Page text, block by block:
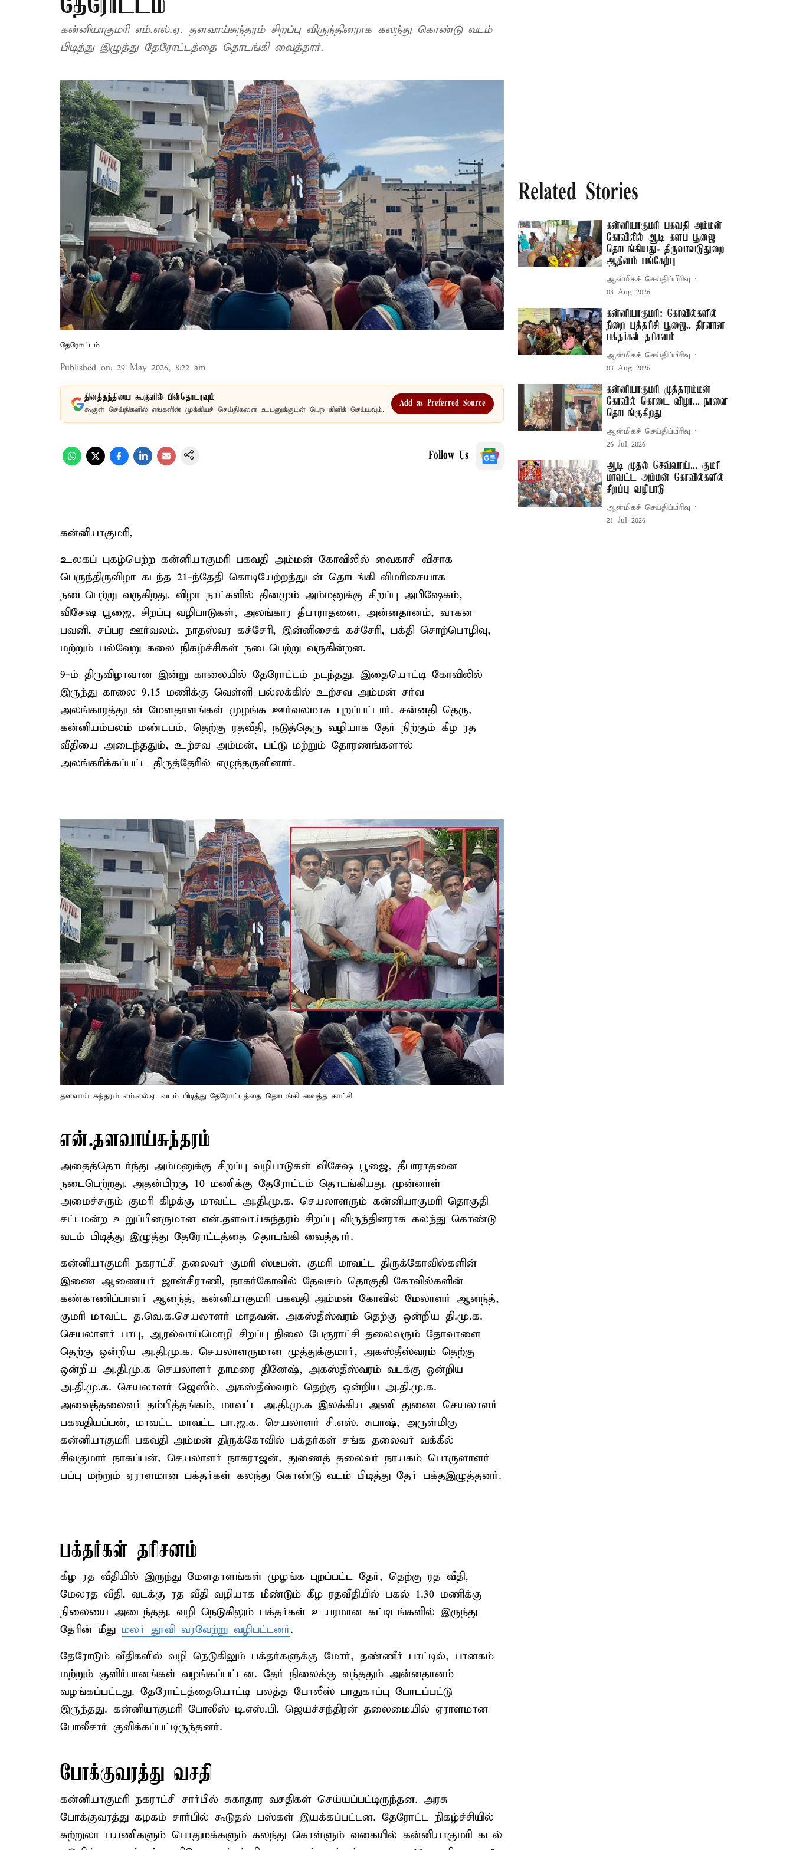
கன்னியாகுமரி எம்.எல்.ஏ. தளவாய்சுந்தரம் சிறப்பு விருந்தினராக கலந்து கொண்டு வடம்
பிடித்து இழுத்து தேரோட்டத்தை தொடங்கி வைத்தார்.
தேரோட்டம்
Published on: 29 May 2026, 8:22 am
தினத்தந்தியை கூகுளில் பின்தொடரவும்
கூகுள் செய்திகளில் எங்களின் முக்கியச் செய்திகளை உடனுக்குடன் பெற கிளிக் செய்யவும்.
Add as Preferred Source
Follow Us
கன்னியாகுமரி,
உலகப் புகழ்பெற்ற கன்னியாகுமரி பகவதி அம்மன் கோவிலில் வைகாசி விசாக
பெருந்திருவிழா கடந்த 21-ந்தேதி கொடியேற்றத்துடன் தொடங்கி விமரிசையாக
நடைபெற்று வருகிறது. விழா நாட்களில் தினமும் அம்மனுக்கு சிறப்பு அபிஷேகம்,
விசேஷ பூஜை, சிறப்பு வழிபாடுகள், அலங்கார தீபாராதனை, அன்னதானம், வாகன
பவனி, சப்பர ஊர்வலம், நாதஸ்வர கச்சேரி, இன்னிசைக் கச்சேரி, பக்தி சொற்பொழிவு,
மற்றும் பல்வேறு கலை நிகழ்ச்சிகள் நடைபெற்று வருகின்றன.
9-ம் திருவிழாவான இன்று காலையில் தேரோட்டம் நடந்தது. இதையொட்டி கோவிலில்
இருந்து காலை 9.15 மணிக்கு வெள்ளி பல்லக்கில் உற்சவ அம்மன் சர்வ
அலங்காரத்துடன் மேளதாளங்கள் முழங்க ஊர்வலமாக புறப்பட்டார். சன்னதி தெரு,
கன்னியம்பலம் மண்டபம், தெற்கு ரதவீதி, நடுத்தெரு வழியாக தேர் நிற்கும் கீழ ரத
வீதியை அடைந்ததும், உற்சவ அம்மன், பட்டு மற்றும் தோரணங்களால்
அலங்கரிக்கப்பட்ட திருத்தேரில் எழுந்தருளினார்.
தளவாய் சுந்தரம் எம்.எல்.ஏ. வடம் பிடித்து தேரோட்டத்தை தொடங்கி வைத்த காட்சி
என்.தளவாய்சுந்தரம்
அதைத்தொடர்ந்து அம்மனுக்கு சிறப்பு வழிபாடுகள் விசேஷ பூஜை, தீபாராதனை
நடைபெற்றது. அதன்பிறகு 10 மணிக்கு தேரோட்டம் தொடங்கியது. முன்னாள்
அமைச்சரும் குமரி கிழக்கு மாவட்ட அ.தி.மு.க. செயலாளரும் கன்னியாகுமரி தொகுதி
சட்டமன்ற உறுப்பினருமான என்.தளவாய்சுந்தரம் சிறப்பு விருந்தினராக கலந்து கொண்டு
வடம் பிடித்து இழுத்து தேரோட்டத்தை தொடங்கி வைத்தார்.
கன்னியாகுமரி நகராட்சி தலைவர் குமரி ஸ்டீபன், குமரி மாவட்ட திருக்கோவில்களின்
இணை ஆணையர் ஜான்சிராணி, நாகர்கோவில் தேவசம் தொகுதி கோவில்களின்
கண்காணிப்பாளர் ஆனந்த், கன்னியாகுமரி பகவதி அம்மன் கோவில் மேலாளர் ஆனந்த்,
குமரி மாவட்ட த.வெ.க.செயலாளர் மாதவன், அகஸ்தீஸ்வரம் தெற்கு ஒன்றிய தி.மு.க.
செயலாளர் பாபு, ஆரல்வாய்மொழி சிறப்பு நிலை பேரூராட்சி தலைவரும் தோவாளை
தெற்கு ஒன்றிய அ.தி.மு.க. செயலாளருமான முத்துக்குமார், அகஸ்தீஸ்வரம் தெற்கு
ஒன்றிய அ.தி.மு.க செயலாளர் தாமரை தினேஷ், அகஸ்தீஸ்வரம் வடக்கு ஒன்றிய
அ.தி.மு.க. செயலாளர் ஜெஸீம், அகஸ்தீஸ்வரம் தெற்கு ஒன்றிய அ.தி.மு.க.
அவைத்தலைவர் தம்பித்தங்கம், மாவட்ட அ.தி.மு.க இலக்கிய அணி துணை செயலாளர்
பகவதியப்பன், மாவட்ட மாவட்ட பா.ஜ.க. செயலாளர் சி.எஸ். சுபாஷ், அருள்மிகு
கன்னியாகுமரி பகவதி அம்மன் திருக்கோவில் பக்தர்கள் சங்க தலைவர் வக்கீல்
சிவகுமார் நாகப்பன், செயலாளர் நாகராஜன், துணைத் தலைவர் நாயகம் பொருளாளர்
பப்பு மற்றும் ஏராளமான பக்தர்கள் கலந்து கொண்டு வடம் பிடித்து தேர் பக்தஇழுத்தனர்.
பக்தர்கள் தரிசனம்
கீழ ரத வீதியில் இருந்து மேளதாளங்கள் முழங்க புறப்பட்ட தேர், தெற்கு ரத வீதி,
மேலரத வீதி, வடக்கு ரத வீதி வழியாக மீண்டும் கீழ ரதவீதியில் பகல் 1.30 மணிக்கு
நிலையை அடைந்தது. வழி நெடுகிலும் பக்தர்கள் உயரமான கட்டிடங்களில் இருந்து
தேரின் மீது மலர் தூவி வரவேற்று வழிபட்டனர்.
தேரோடும் வீதிகளில் வழி நெடுகிலும் பக்தர்களுக்கு மோர், தண்ணீர் பாட்டில், பானகம்
மற்றும் குளிர்பானங்கள் வழங்கப்பட்டன. தேர் நிலைக்கு வந்ததும் அன்னதானம்
வழங்கப்பட்டது. தேரோட்டத்தையொட்டி பலத்த போலீஸ் பாதுகாப்பு போடப்பட்டு
இருந்தது. கன்னியாகுமரி போலீஸ் டி.எஸ்.பி. ஜெயச்சந்திரன் தலைமையில் ஏராளமான
போலீசார் குவிக்கப்பட்டிருந்தனர்.
போக்குவரத்து வசதி
கன்னியாகுமரி நகராட்சி சார்பில் சுகாதார வசதிகள் செய்யப்பட்டிருந்தன. அரசு
போக்குவரத்து கழகம் சார்பில் கூடுதல் பஸ்கள் இயக்கப்பட்டன. தேரோட்ட நிகழ்ச்சியில்
சுற்றுலா பயணிகளும் பொதுமக்களும் கலந்து கொள்ளும் வகையில் கன்னியாகுமரி கடல்
Related Stories
கன்னியாகுமரி பகவதி அம்மன்
கோவிலில் ஆடி களப பூஜை
தொடங்கியது- திருவாவடுதுறை
ஆதீனம் பங்கேற்பு
ஆன்மிகச் செய்திப்பிரிவு
03 Aug 2026
கன்னியாகுமரி: கோவில்களில்
நிறை புத்தரிசி பூஜை.. திரளான
பக்தர்கள் தரிசனம்
ஆன்மிகச் செய்திப்பிரிவு
03 Aug 2026
கன்னியாகுமரி முத்தாரம்மன்
கோவில் கொடை விழா... நாளை
தொடங்குகிறது
ஆன்மிகச் செய்திப்பிரிவு
26 Jul 2026
ஆடி முதல் செவ்வாய்... குமரி
மாவட்ட அம்மன் கோவில்களில்
சிறப்பு வழிபாடு
ஆன்மிகச் செய்திப்பிரிவு
21 Jul 2026